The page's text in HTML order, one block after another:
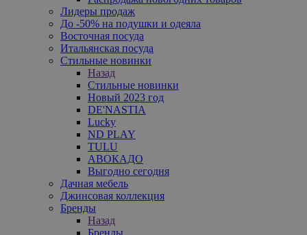
Лидеры продаж
До -50% на подушки и одеяла
Восточная посуда
Итальянская посуда
Стильные новинки
Назад
Стильные новинки
Новый 2023 год
DE'NASTIA
Lucky
ND PLAY
TULU
АВОКАДО
Выгодно сегодня
Дачная мебель
Джинсовая коллекция
Бренды
Назад
Бренды